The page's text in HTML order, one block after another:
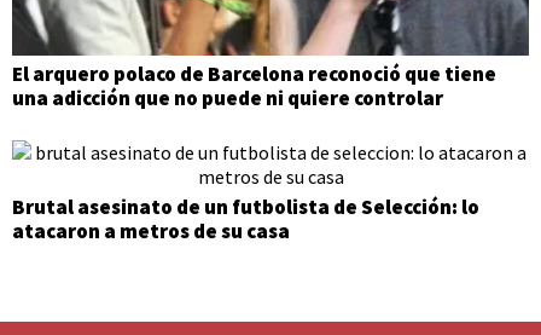
El arquero polaco de Barcelona reconoció que tiene
una adicción que no puede ni quiere controlar
Brutal asesinato de un futbolista de Selección: lo
atacaron a metros de su casa